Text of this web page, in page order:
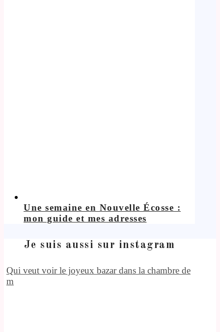
Une semaine en Nouvelle Écosse :
mon guide et mes adresses
Je suis aussi sur instagram
Qui veut voir le joyeux bazar dans la chambre de
m